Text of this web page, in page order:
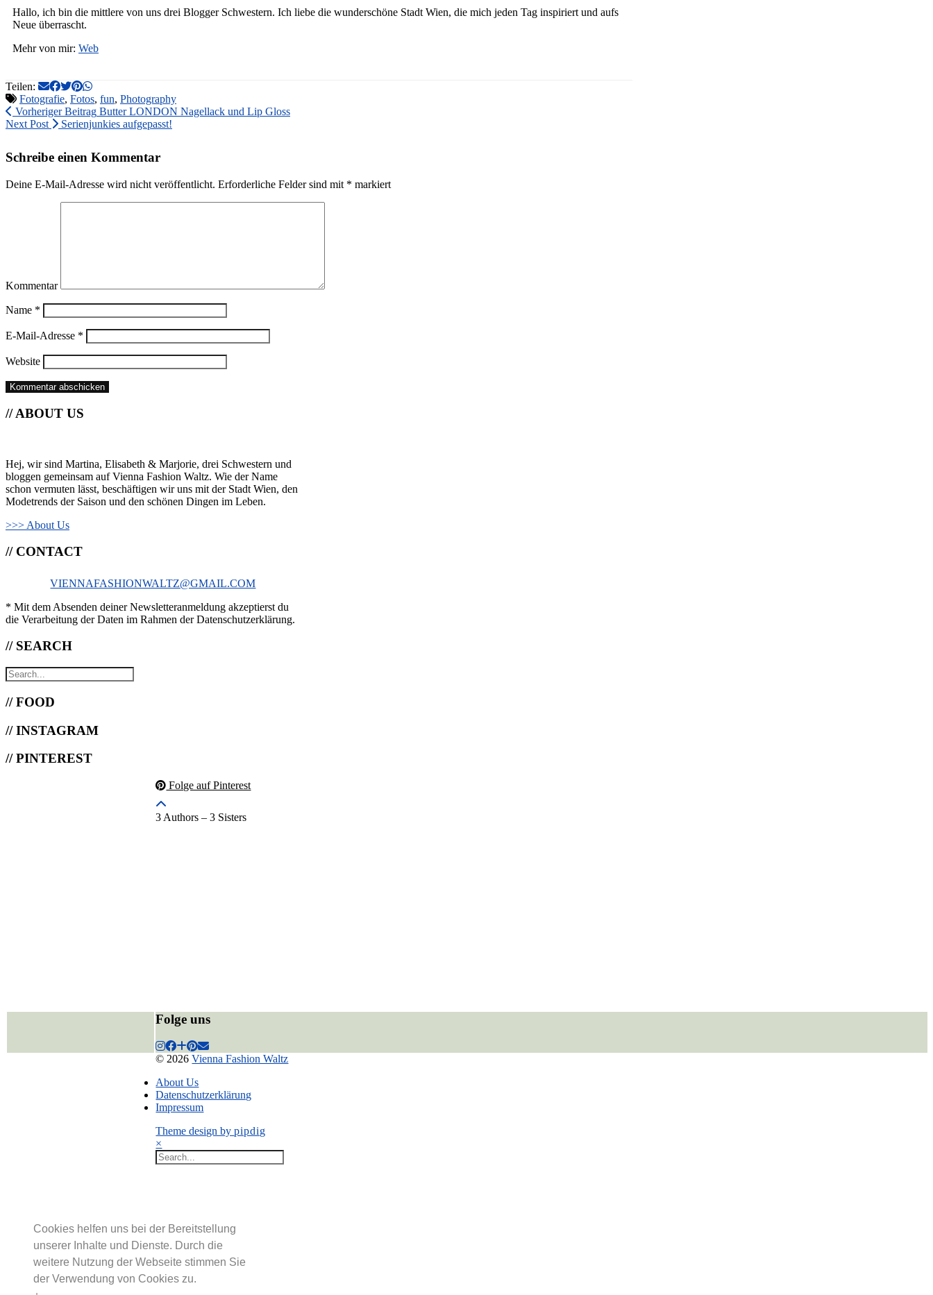
Cookies helfen uns bei der Bereitstellung
unserer Inhalte und Dienste. Durch die
weitere Nutzung der Webseite stimmen Sie
der Verwendung von Cookies zu.
Hallo, ich bin die mittlere von uns drei Blogger Schwestern. Ich liebe die wunderschöne Stadt Wien, die mich jeden Tag inspiriert und aufs
Neue überrascht.
Mehr von mir: Web
Teilen:
Fotografie, Fotos, fun, Photography
Vorheriger Beitrag Butter LONDON Nagellack und Lip Gloss
Next Post
Serienjunkies aufgepasst!
Schreibe einen Kommentar
Deine E-Mail-Adresse wird nicht veröffentlicht. Erforderliche Felder sind mit * markiert
Kommentar
Name *
E-Mail-Adresse *
Website
// ABOUT US
Hej, wir sind Martina, Elisabeth & Marjorie, drei Schwestern und
bloggen gemeinsam auf Vienna Fashion Waltz. Wie der Name
schon vermuten lässt, beschäftigen wir uns mit der Stadt Wien, den
Modetrends der Saison und den schönen Dingen im Leben.
>>> About Us
// CONTACT
VIENNAFASHIONWALTZ@GMAIL.COM
* Mit dem Absenden deiner Newsletteranmeldung akzeptierst du
die Verarbeitung der Daten im Rahmen der Datenschutzerklärung.
// SEARCH
// FOOD
// INSTAGRAM
// PINTEREST
Folge auf Pinterest
3 Authors – 3 Sisters
Folge uns
© 2026Vienna Fashion Waltz
About Us
Datenschutzerklärung
Impressum
Theme design bypipdig
×